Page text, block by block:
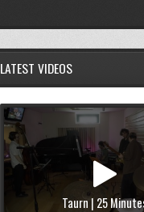
LATEST VIDEOS
Taurn | 25